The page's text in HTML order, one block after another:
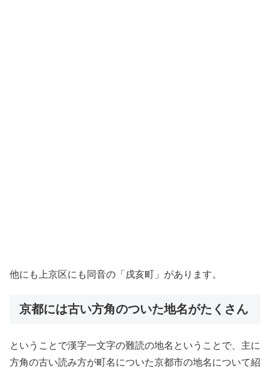
他にも上京区にも同音の「戌亥町」があります。
京都には古い方角のついた地名がたくさん
ということで漢字一文字の難読の地名ということで、主に
方角の古い読み方が町名についた京都市の地名について紹